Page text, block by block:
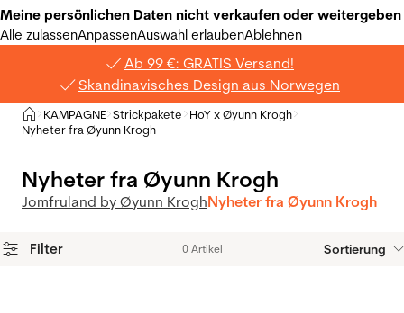
Meine persönlichen Daten nicht verkaufen oder weitergeben
Alle zulassenAnpassenAuswahl erlaubenAblehnen
Ab 99 €: GRATIS Versand!
Skandinavisches Design aus Norwegen
Privat
>KAMPAGNE >Strickpakete >HoY x Øyunn Krogh
Nyheter fra Øyunn Krogh
Nyheter fra Øyunn Krogh
Jomfruland by Øyunn KroghNyheter fra Øyunn Krogh
Filter 0 Artikel Sortierung